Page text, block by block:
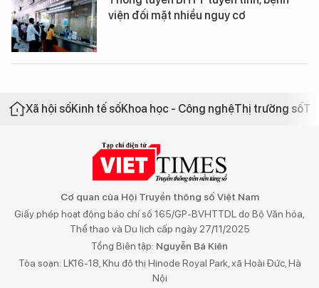
viện đối mặt nhiều nguy cơ
Xã hội sốKinh tế sốKhoa học - Công nghệThị trường số
Cơ quan của Hội Truyền thông số Việt Nam
Giấy phép hoạt động báo chí số 165/GP-BVHTTDL do Bộ Văn hóa,
Thể thao và Du lịch cấp ngày 27/11/2025
Tổng Biên tập: Nguyễn Bá Kiên
Tòa soạn: LK16-18, Khu đô thị Hinode Royal Park, xã Hoài Đức, Hà
Nội